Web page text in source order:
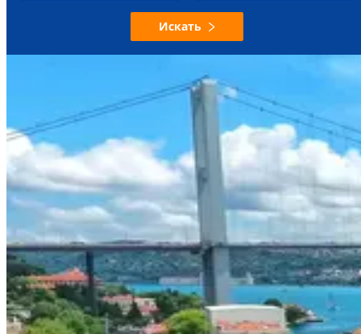
Искать